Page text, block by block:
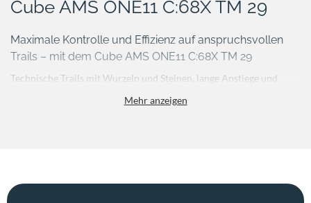
Cube AMS ONE11 C:68X TM 29
Maximale Kontrolle und Effizienz auf anspruchsvollen
Trails – mit dem Cube AMS ONE11 C:68X TM 29
Technische Trails mit Wurzeln und Steinen, lange Anstiege und
und kompromisslos leistungsfähig ist. Genau hier setzt das Cube
Mehr anzeigen